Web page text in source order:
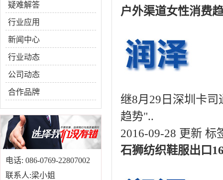
疑难解答
行业应用
新闻中心
行业动态
公司动态
合作品牌
电话: 086-0769-22807002
联系人:梁小姐
户外渠道女性消费
继8月29日深圳卡
趋势"..
2016-09-28 更新 标
石狮纺织鞋服出口